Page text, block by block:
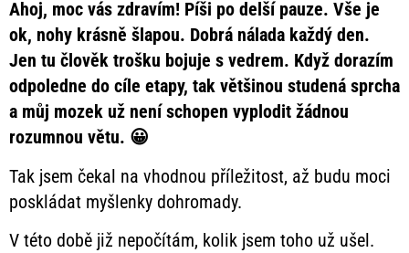
Ahoj, moc vás zdravím! Píši po delší pauze. Vše je
ok, nohy krásně šlapou. Dobrá nálada každý den.
Jen tu člověk trošku bojuje s vedrem. Když dorazím
odpoledne do cíle etapy, tak většinou studená sprcha
a můj mozek už není schopen vyplodit žádnou
rozumnou větu. 😀
Tak jsem čekal na vhodnou příležitost, až budu moci
poskládat myšlenky dohromady.
V této době již nepočítám, kolik jsem toho už ušel.